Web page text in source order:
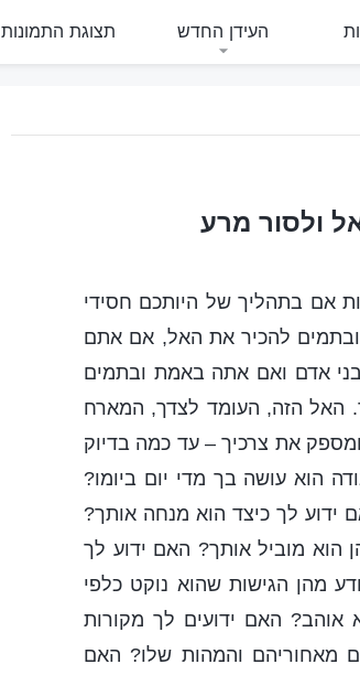
העידן החדש תצוגת התמונות
ולסור מרע
אם בתהליך של היותכם חסידי
להכיר את האל, אם אתם
אדם ואם אתה באמת ובתמים
האל הזה, העומד לצדך, המארח
את צרכיך – עד כמה בדיוק
הוא עושה בך מדי יום ביומו?
ידוע לך כיצד הוא מנחה אותך?
הוא מוביל אותך? האם ידוע לך
מהן הגישות שהוא נוקט כלפי
האם ידועים לך מקורות
מאחוריהם והמהות שלו? האם